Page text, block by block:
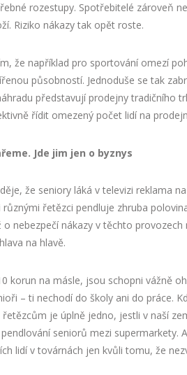
rozestupy. Spotřebitelé zároveň
Riziko nákazy tak opět roste.
že například pro sportování omezí
působností. Jednoduše se tak
představují prodejny tradičního
řídit omezený počet lidí na
Jde jim jen o byznys
že seniory láká v televizi reklama
různými řetězci pendluje zhruba
nebezpečí nákazy v těchto
na hlavě.
korun na másle, jsou schopni vážně
– ti nechodí do školy ani do práce.
je úplně jedno, jestli v naší
seniorů mezi
lidí v továrnách jen kvůli tomu, že